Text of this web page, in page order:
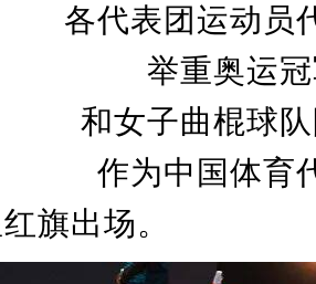
各代表团运动员
举重奥运
和女子曲棍球
作为中国体育
旗出场。